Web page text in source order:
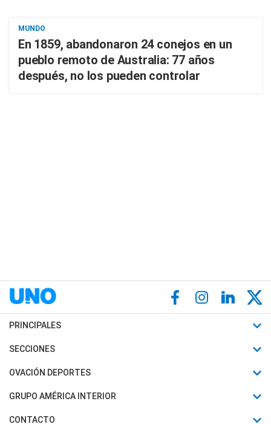
MUNDO
En 1859, abandonaron 24 conejos en un
pueblo remoto de Australia: 77 años
después, no los pueden controlar
PRINCIPALES
Últimas Noticias
Política
SECCIONES
Horóscopo
Motores
OVACIÓN DEPORTES
Fútbol
Mundial
GRUPO AMÉRICA INTERIOR
Canal 7 en Vivo
CONTACTO